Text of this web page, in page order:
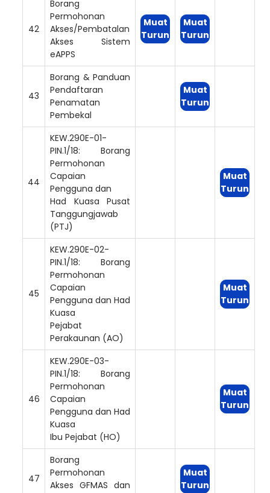
42
Borang
Permohonan
Akses/Pembatalan
Akses Sistem
eAPPS
Muat
Turun
Muat
Turun
43
Borang & Panduan
Pendaftaran
Penamatan
Pembekal
Muat
Turun
44
KEW.290E-01-
PIN.1/18: Borang
Permohonan
Capaian
Pengguna dan
Had Kuasa Pusat
Tanggungjawab
(PTJ)
Muat
Turun
45
KEW.290E-02-
PIN.1/18: Borang
Permohonan
Capaian
Pengguna dan Had
Kuasa
Pejabat
Perakaunan (AO)
Muat
Turun
46
KEW.290E-03-
PIN.1/18: Borang
Permohonan
Capaian
Pengguna dan Had
Kuasa
Ibu Pejabat (HO)
Muat
Turun
47
Borang
Permohonan
Akses GFMAS dan
Muat
Turun